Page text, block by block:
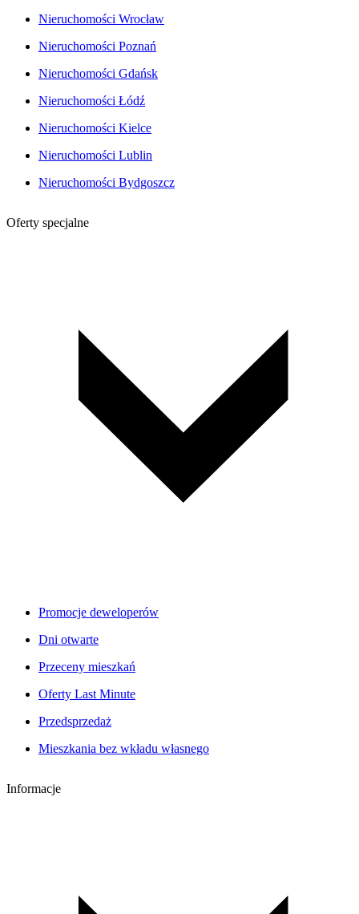
Nieruchomości Wrocław
Nieruchomości Poznań
Nieruchomości Gdańsk
Nieruchomości Łódź
Nieruchomości Kielce
Nieruchomości Lublin
Nieruchomości Bydgoszcz
Oferty specjalne
Promocje deweloperów
Dni otwarte
Przeceny mieszkań
Oferty Last Minute
Przedsprzedaż
Mieszkania bez wkładu własnego
Informacje